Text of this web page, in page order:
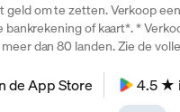
geld om te zetten. Verkoop
bankrekening of kaart*. *
dan 80 landen. Zie de
de App Store
4.5 ★